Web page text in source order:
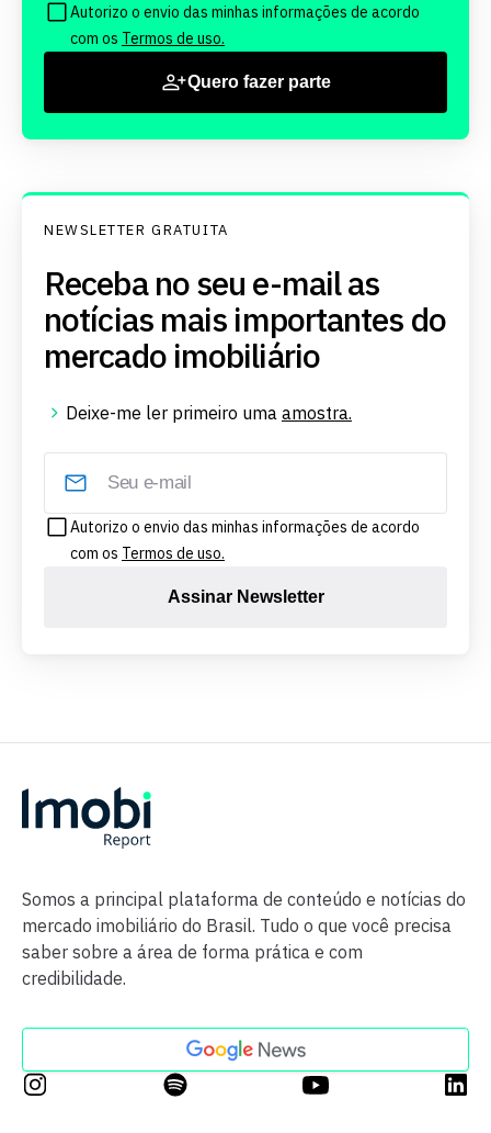
Autorizo o envio das minhas informações de acordo
com os Termos de uso.
Quero fazer parte
NEWSLETTER GRATUITA
Receba no seu e-mail as
notícias mais importantes do
mercado imobiliário
Deixe-me ler primeiro uma amostra.
Autorizo o envio das minhas informações de acordo
com os Termos de uso.
Assinar Newsletter
Somos a principal plataforma de conteúdo e notícias do
mercado imobiliário do Brasil. Tudo o que você precisa
saber sobre a área de forma prática e com
credibilidade.